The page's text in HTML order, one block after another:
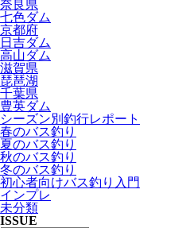
奈良県
七色ダム
京都府
日吉ダム
高山ダム
滋賀県
琵琶湖
千葉県
豊英ダム
シーズン別釣行レポート
春のバス釣り
夏のバス釣り
秋のバス釣り
冬のバス釣り
初心者向けバス釣り入門
インプレ
未分類
ISSUE